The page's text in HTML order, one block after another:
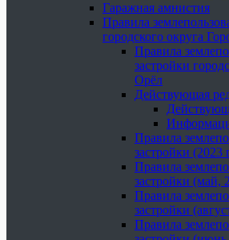
Гаражная амнистия
Правила
городского округа
Правила
застройки
Орёл
Действующая
Правила
застройки (2023
Правила
застройки (май,
Правила
застройки
Правила